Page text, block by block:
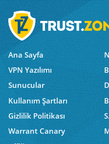
Ana Sayfa
VPN Yazılımı
Sunucular
Kullanım Şartları
Gizlilik Politikası
Warrant Canary